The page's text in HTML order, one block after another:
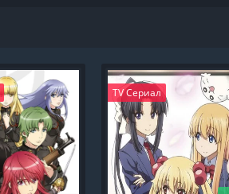
TV Сериал